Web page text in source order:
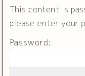
This content is
please enter your
Password: